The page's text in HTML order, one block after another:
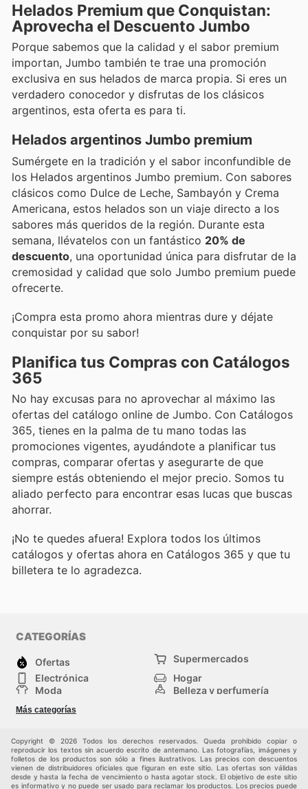
Helados Premium que Conquistan:
Aprovecha el Descuento Jumbo
Porque sabemos que la calidad y el sabor premium
importan, Jumbo también te trae una promoción
exclusiva en sus helados de marca propia. Si eres un
verdadero conocedor y disfrutas de los clásicos
argentinos, esta oferta es para ti.
Helados argentinos Jumbo premium
Sumérgete en la tradición y el sabor inconfundible de
los Helados argentinos Jumbo premium. Con sabores
clásicos como Dulce de Leche, Sambayón y Crema
Americana, estos helados son un viaje directo a los
sabores más queridos de la región. Durante esta
semana, llévatelos con un fantástico 20% de
descuento, una oportunidad única para disfrutar de la
cremosidad y calidad que solo Jumbo premium puede
ofrecerte.
¡Compra esta promo ahora mientras dure y déjate
conquistar por su sabor!
Planifica tus Compras con Catálogos
365
No hay excusas para no aprovechar al máximo las
ofertas del catálogo online de Jumbo. Con Catálogos
365, tienes en la palma de tu mano todas las
promociones vigentes, ayudándote a planificar tus
compras, comparar ofertas y asegurarte de que
siempre estás obteniendo el mejor precio. Somos tu
aliado perfecto para encontrar esas lucas que buscas
ahorrar.
¡No te quedes afuera! Explora todos los últimos
catálogos y ofertas ahora en Catálogos 365 y que tu
billetera te lo agradezca.
CATEGORÍAS
Ofertas
Supermercados
Electrónica
Hogar
Moda
Belleza y perfumería
Deporte
Más categorías
Copyright © 2026 Todos los derechos reservados. Queda prohibido copiar o
reproducir los textos sin acuerdo escrito de antemano. Las fotografías, imágenes y
folletos de los productos son sólo a fines ilustrativos. Las precios con descuentos
vienen de distribuidores oficiales que figuran en este sitio. Las ofertas son válidas
desde y hasta la fecha de vencimiento o hasta agotar stock. El objetivo de este sitio
es informativo y no puede ser usado para reclamar los productos. Los precios puede